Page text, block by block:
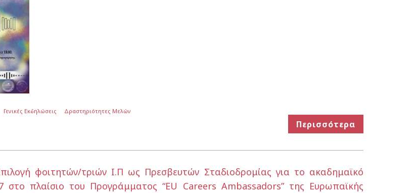
Γενικές Εκδηλώσεις Δραστηριότητες Μελών
Περισσότερα
φοιτητών/τριών Ι.Π ως Πρεσβευτών Σταδιοδρομίας για το ακαδημαϊκό
στο πλαίσιο του Προγράμματος “EU Careers Ambassadors” της Ευρωπαϊκής